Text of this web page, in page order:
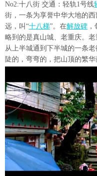
No2:十八街 交通：轻轨1号线
街，一条为享誉中华大地的西
远，叫“十八梯”。在解放碑
略到的是真山城、老重庆。
从上半城通到下半城的一条
陡的，弯弯的，把山顶的繁